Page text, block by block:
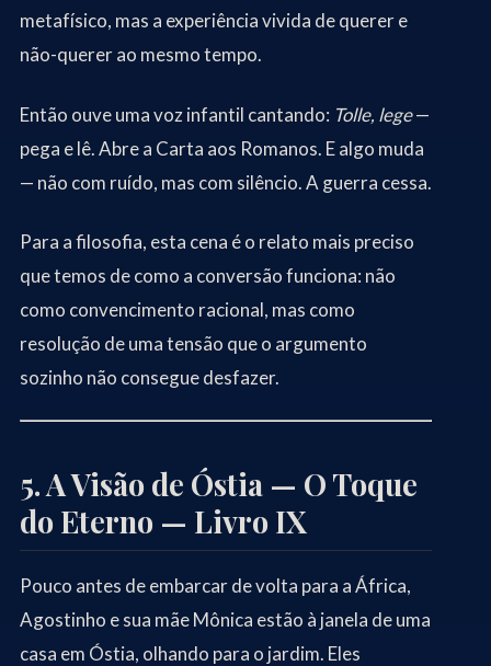
metafísico, mas a experiência vivida de querer e
não-querer ao mesmo tempo.
Então ouve uma voz infantil cantando: Tolle, lege—
pega e lê. Abre a Carta aos Romanos. E algo muda
— não com ruído, mas com silêncio. A guerra cessa.
Para a filosofia, esta cena é o relato mais preciso
que temos de como a conversão funciona: não
como convencimento racional, mas como
resolução de uma tensão que o argumento
sozinho não consegue desfazer.
5. A Visão de Óstia — O Toque
do Eterno — Livro IX
Pouco antes de embarcar de volta para a África,
Agostinho e sua mãe Mônica estão à janela de uma
casa em Óstia, olhando para o jardim. Eles